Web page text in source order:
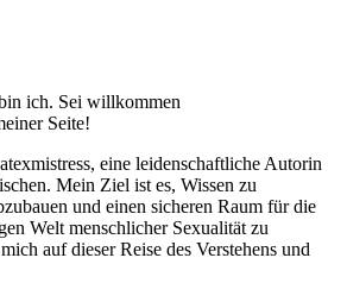
ich. Sei willkommen
Seite!
eine leidenschaftliche Autorin
Mein Ziel ist es, Wissen zu
und einen sicheren Raum für die
Welt menschlicher Sexualität zu
auf dieser Reise des Verstehens und